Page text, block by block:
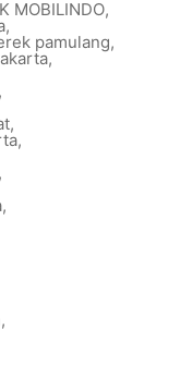
MOBILINDO,
,
pamulang,
,
,
,
,
,
,
,